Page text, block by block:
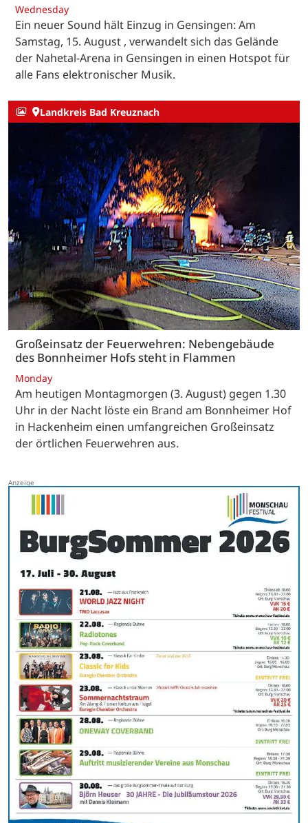
Wednesday
Ein neuer Sound hält Einzug in Gensingen: Am
Samstag, 15. August , verwandelt sich das Gelände
der Nahetal-Arena in Gensingen in einen Hotspot für
alle Fans elektronischer Musik.
Landkreis Bad Kreuznach
Großeinsatz der Feuerwehren: Nebengebäude
des Bonnheimer Hofs steht in Flammen
Monday
Am heutigen Montagmorgen (3. August) gegen 1.30
Uhr in der Nacht löste ein Brand am Bonnheimer Hof
in Hackenheim einen umfangreichen Großeinsatz
der örtlichen Feuerwehren aus.